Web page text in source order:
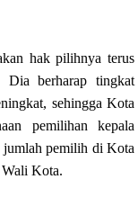
hak pilihnya terus
Dia berharap tingkat
sehingga Kota
pemilihan kepala
jumlah pemilih di Kota
Wali Kota.